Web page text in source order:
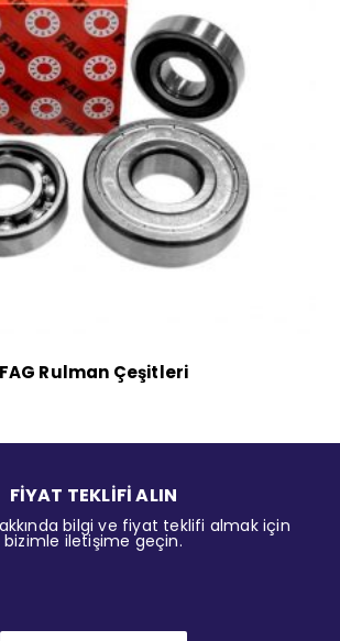
FAG Rulman Çeşitleri
FİYAT TEKLİFİ ALIN
bilgi ve fiyat teklifi almak için
bizimle iletişime geçin.